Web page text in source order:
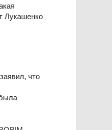
Лукашенко
что